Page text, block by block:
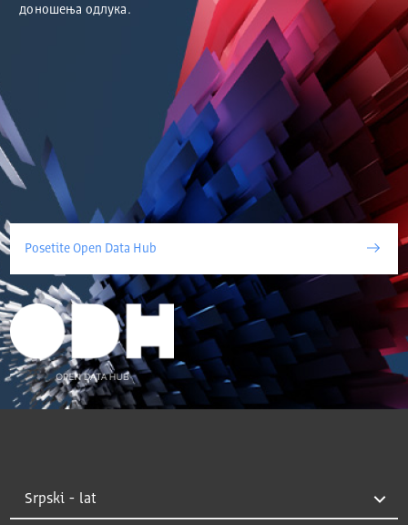
доношења одлука.
Posetite Open Data Hub